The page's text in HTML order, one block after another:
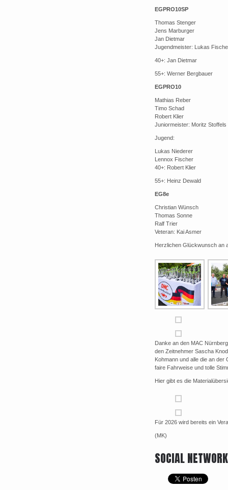
EGPRO10SP
Thomas Stenger
Jens Marburger
Jan Dietmar
Jugendmeister: Lukas
40+: Jan Dietmar
55+: Werner Bergbauer
EGPRO10
Mathias Reber
Timo Schad
Robert Klier
Juniormeister: Moritz Stoffels
Jugend:
Lukas Niederer
Lennox Fischer
40+: Robert Klier
55+: Heinz Dewald
EG8e
Christian Wünsch
Thomas Sonne
Ralf Trier
Veteran: Kai Asmer
Herzlichen Glückwunsch an
Danke an den MAC
den Zeitnehmer Sascha
Kohmann und alle die an der
faire Fahrweise und tolle
Hier gibt es die
Für 2026 wird bereits ein
(MK)
SOCIAL